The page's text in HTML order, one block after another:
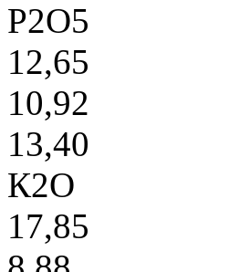
Р2О5
12,65
10,92
13,40
К2О
17,85